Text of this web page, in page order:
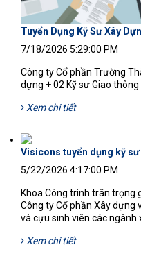
Tuyển Dụng Kỹ Sư Xây
7/18/2026 5:29:00 PM
Công ty Cổ phần Trường
dựng + 02 Kỹ sư Giao thông
Xem chi tiết
Visicons tuyển dụng kỹ sư
5/22/2026 4:17:00 PM
Khoa Công trình trân trọng
Công ty Cổ phần Xây dựng
và cựu sinh viên các ngành
Xem chi tiết